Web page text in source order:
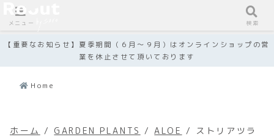
【重要なお知らせ】夏季期間（６月～９月）はオンラインショップの営
業を休止させて頂いております
Home
ホーム / GARDEN PLANTS /ALOE / ストリアツラ
メニュー 検索